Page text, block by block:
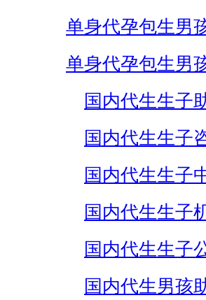
单身代孕包生男
单身代孕包生男
国内代生生子
国内代生生子
国内代生生子
国内代生生子
国内代生生子
国内代生男孩